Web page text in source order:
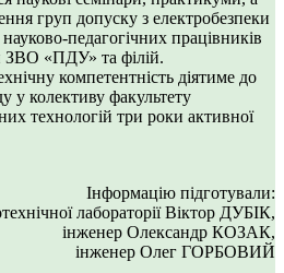
груп допуску з електробезпеки
педагогічних працівників
ЗВО «ПДУ» та філій.
компетентність діятиме до
у колективу факультету
технологій три роки активної
Інформацію підготували:
лабораторії Віктор ДУБІК,
інженер Олександр КОЗАК,
інженер Олег ГОРБОВИЙ